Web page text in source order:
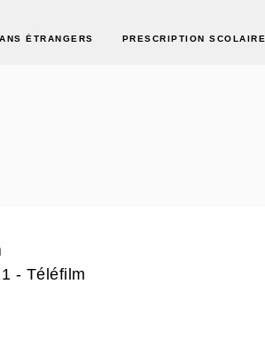
ÉTRANGERS PRESCRIPTION SCOLAIRE
- Téléfilm